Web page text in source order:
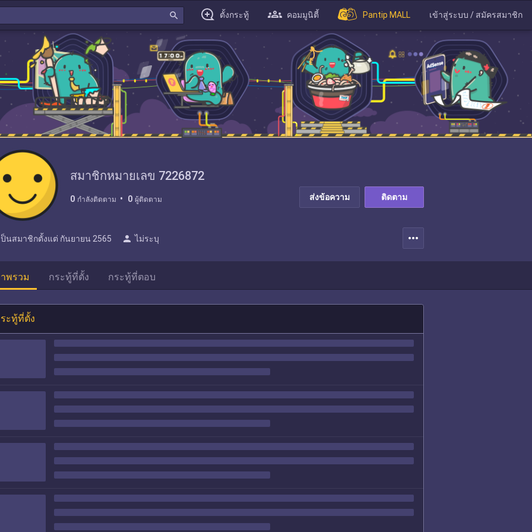
search ตั้งกระทู้ คอมมูนิตี้ Pantip MALL เข้าสู่ระบบ / สมัครสมาชิก
สมาชิกหมายเลข 7226872
0 กำลังติดตาม 0 ผู้ติดตาม ส่งข้อความ ติดตาม
ป็นสมาชิกตั้งแต่ กันยายน 2565 person ไม่ระบุ more_horiz
พรวม กระทู้ที่ตั้ง กระทู้ที่ตอบ
ะทู้ที่ตั้ง